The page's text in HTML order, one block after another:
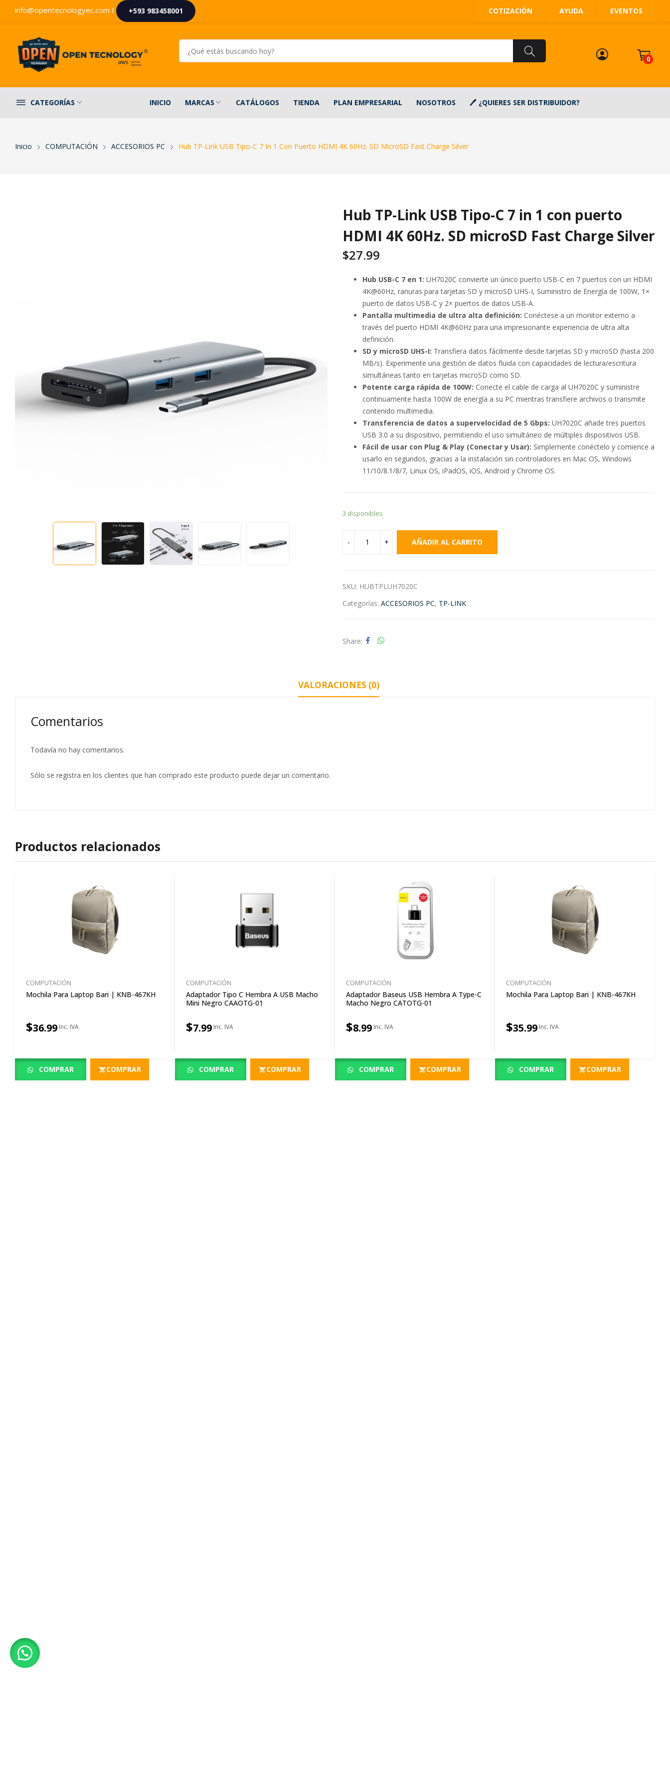
info@opentecnologyec.com I +593 983458001 COTIZACIÓN AYUDA EVENTOS
0
CATEGORÍAS INICIO MARCAS CATÁLOGOS TIENDA PLAN EMPRESARIAL NOSOTROS ¿QUIERES SER DISTRIBUIDOR?
Inicio COMPUTACIÓN ACCESORIOS PC Hub TP-Link USB Tipo-C 7 In 1 Con Puerto HDMI 4K 60Hz. SD MicroSD Fast Charge Silver
Hub TP-Link USB Tipo-C 7 in 1 con puerto
HDMI 4K 60Hz. SD microSD Fast Charge Silver
$27.99
Hub USB-C 7 en 1: UH7020C convierte un único puerto USB-C en 7 puertos con un HDMI
4K@60Hz, ranuras para tarjetas SD y microSD UHS-I, Suministro de Energía de 100W, 1×
puerto de datos USB-C y 2× puertos de datos USB-A.
Pantalla multimedia de ultra alta definición: Conéctese a un monitor externo a
través del puerto HDMI 4K@60Hz para una impresionante experiencia de ultra alta
definición.
SD y microSD UHS-I: Transfiera datos fácilmente desde tarjetas SD y microSD (hasta 200
MB/s). Experimente una gestión de datos fluida con capacidades de lectura/escritura
simultáneas tanto en tarjetas microSD como SD.
Potente carga rápida de 100W: Conecte el cable de carga al UH7020C y suministre
continuamente hasta 100W de energía a su PC mientras transfiere archivos o transmite
contenido multimedia.
Transferencia de datos a supervelocidad de 5 Gbps: UH7020C añade tres puertos
USB 3.0 a su dispositivo, permitiendo el uso simultáneo de múltiples dispositivos USB.
Fácil de usar con Plug & Play (Conectar y Usar): Simplemente conéctelo y comience a
usarlo en segundos, gracias a la instalación sin controladores en Mac OS, Windows
11/10/8.1/8/7, Linux OS, iPadOS, iOS, Android y Chrome OS.
3 disponibles
AÑADIR AL CARRITO
SKU: HUBTPLUH7020C
Categorías: ACCESORIOS PC, TP-LINK
Share
VALORACIONES (0)
Comentarios
Todavía no hay comentarios.
Sólo se registra en los clientes que han comprado este producto puede dejar un comentario.
Productos relacionados
COMPUTACIÓN
Mochila Para Laptop Bari | KNB-467KH
$36.99
COMPRAR COMPRAR
COMPUTACIÓN
Adaptador Tipo C Hembra A USB Macho
Mini Negro CAAOTG-01
$7.99
COMPRAR COMPRAR
COMPUTACIÓN
Adaptador Baseus USB Hembra A Type-C
Macho Negro CATOTG-01
$8.99
COMPRAR COMPRAR
COMPUTACIÓN
Mochila Para Laptop Bari | KNB-467KH
$35.99
COMPRAR COMPRAR